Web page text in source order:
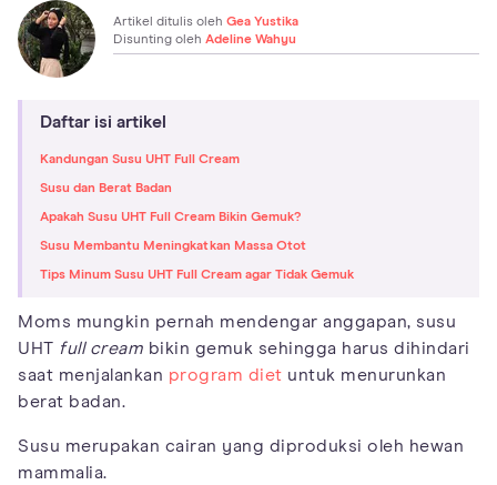
Artikel ditulis oleh Gea Yustika
Disunting oleh Adeline Wahyu
Daftar isi artikel
Kandungan Susu UHT Full Cream
Susu dan Berat Badan
Apakah Susu UHT Full Cream Bikin Gemuk?
Susu Membantu Meningkatkan Massa Otot
Tips Minum Susu UHT Full Cream agar Tidak Gemuk
Moms mungkin pernah mendengar anggapan, susu
UHT full cream bikin gemuk sehingga harus dihindari
saat menjalankan program diet untuk menurunkan
berat badan.
Susu merupakan cairan yang diproduksi oleh hewan
mammalia.